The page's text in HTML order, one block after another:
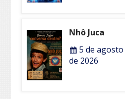
Nhô Juca
5 de agosto
de 2026